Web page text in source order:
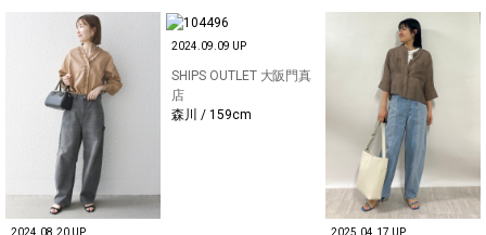
2024.08.20 UP
2024.09.09 UP
SHIPS OUTLET 大阪門真
店
森川 / 159cm
2025.04.17 UP